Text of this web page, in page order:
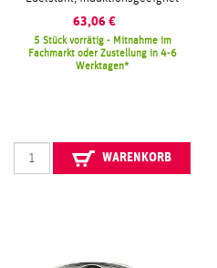
63,06 €
5 Stück vorrätig - Mitnahme im
Fachmarkt oder Zustellung in 4-6
Werktagen
WARENKORB